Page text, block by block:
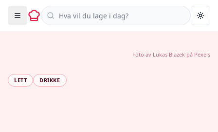
Søk i oppskrifter
LETT DRIKKE
Foto av Lukas Blazek på Pexels